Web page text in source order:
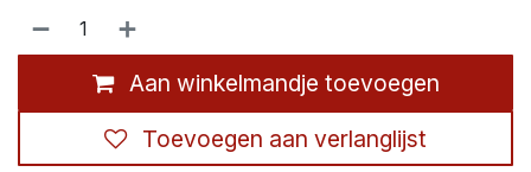
Aan winkelmandje toevoegen
Toevoegen aan verlanglijst